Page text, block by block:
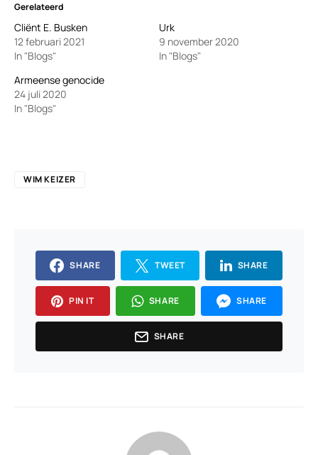
Gerelateerd
Cliënt E. Busken
12 februari 2021
In "Blogs"
Urk
9 november 2020
In "Blogs"
Armeense genocide
24 juli 2020
In "Blogs"
WIM KEIZER
SHARE TWEET SHARE
PIN IT SHARE SHARE
SHARE